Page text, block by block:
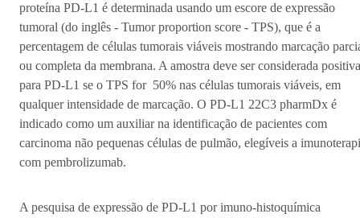
proteína PD-L1 é determinada usando um escore de expressão
tumoral (do inglês - Tumor proportion score - TPS), que é a
percentagem de células tumorais viáveis mostrando marcação
ou completa da membrana. A amostra deve ser considerada positiva
para PD-L1 se o TPS for 50% nas células tumorais viáveis, em
qualquer intensidade de marcação. O PD-L1 22C3 pharmDx é
indicado como um auxiliar na identificação de pacientes com
carcinoma não pequenas células de pulmão, elegíveis a
com pembrolizumab.
A pesquisa de expressão de PD-L1 por imuno-histoquímica